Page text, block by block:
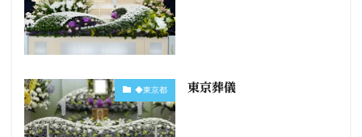
◆東京都 東京葬儀